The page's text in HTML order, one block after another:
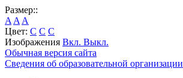
Размер::
A A A
Цвет: C C C
Изображения Вкл. Выкл.
Обычная версия сайта
Сведения об образовательной организации